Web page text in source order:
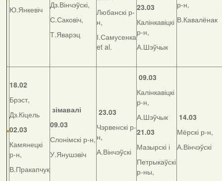
Ю.Янкевіч
Дз.Вінчэўскі,
С.Саковіч,
Т.Яварэц
Любанскі р-
н,
І.Самусенка
et al.
23.03
Калінкавіцкі
р-н,
А.Шэўчык
р-н,
В.Кавалёнак
18.02
Брэст,
Дз.Кіцель
02.03
Камянецкі
р-н,
В.Пракапчук
зімавалі
09.03
Слонімскі р-н,
У.Янушэвіч
23.03
Чэрвенскі р-
н,
А.Вінчэўскі
09.03
Калінкавіцкі
р-н,
А.Шэўчык
21.03
Мазырскі і
Петрыкаўскі
р-ны,
14.03
Мёрскі р-н,
А.Вінчэўскі